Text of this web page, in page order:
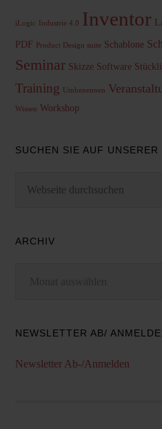
iLogic Industrie 4.0 Inventor
PDF Product Design suite Schablone
Seminar Skizze Software
Training Umbenennen
Wissen Workshop
SUCHEN SIE AUF UNSERER
ARCHIV
NEWSLETTER AB/
Newsletter Ab-/Anmelden